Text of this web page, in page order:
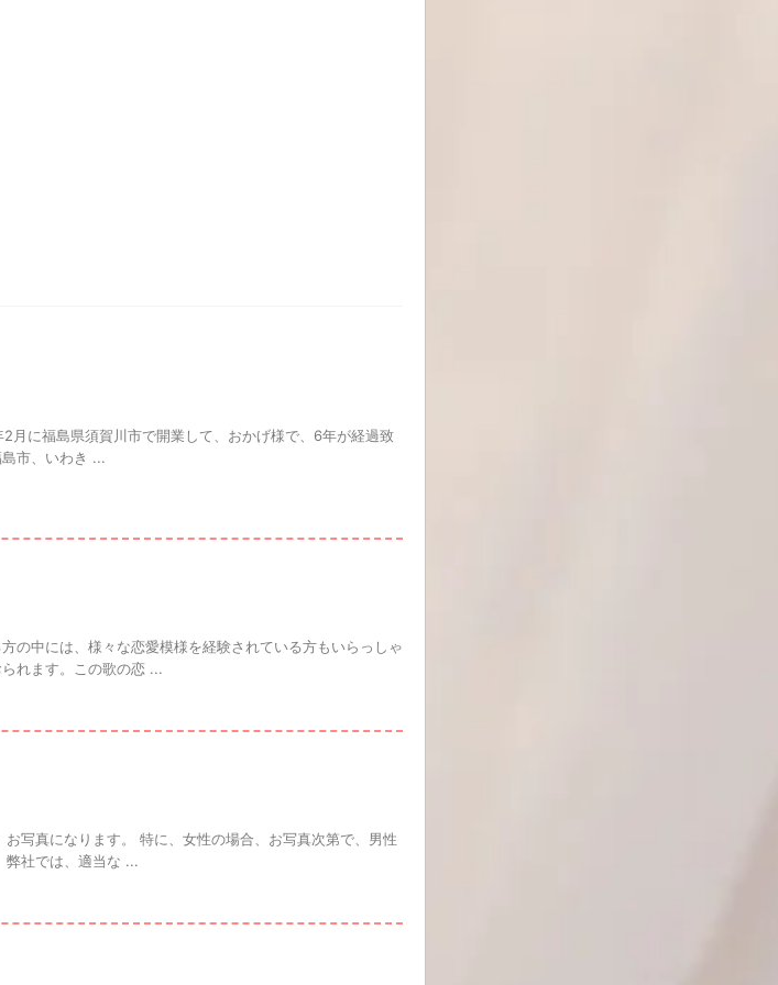
に福島県須賀川市で開業して、おかげ様で、6年が経過致
市、いわき ...
の中には、様々な恋愛模様を経験されている方もいらっしゃ
れます。この歌の恋 ...
写真になります。 特に、女性の場合、お写真次第で、男性
弊社では、適当な ...